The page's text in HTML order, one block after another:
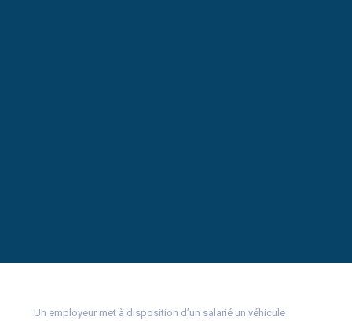
Un employeur met à disposition d’un salarié un véhicule